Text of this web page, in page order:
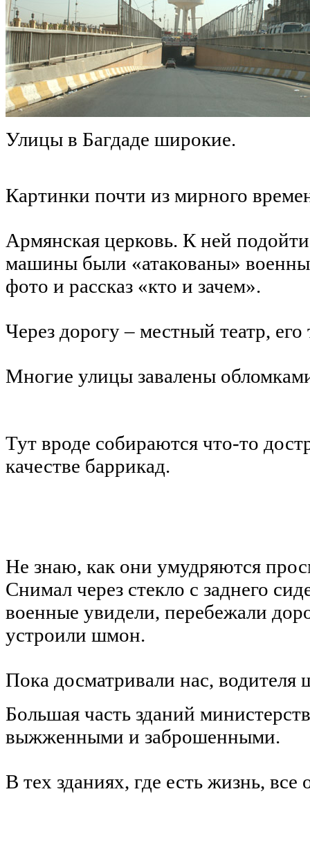
Улицы в Багдаде широкие.
Картинки почти из мирного
Армянская церковь. К ней
машины были «атакованы»
фото и рассказ «кто и зачем».
Через дорогу – местный театр,
Многие улицы завалены
Тут вроде собираются что-то
качестве баррикад.
Не знаю, как они умудряются
Снимал через стекло с заднего
военные увидели, перебежали
устроили шмон.
Пока досматривали нас,
Большая часть зданий
выжженными и заброшенными.
В тех зданиях, где есть жизнь,